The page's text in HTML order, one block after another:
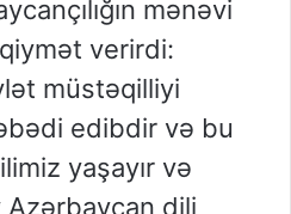
mənəvi
verirdi:
müstəqilliyi
edibdir və bu
yaşayır və
Azərbaycan dili